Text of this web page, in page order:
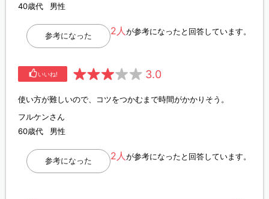
40歳代
男性
2人 が参考になったと回答しています。
参考になった
いいね! 3.0
使い方が難しいので、コツをつかむまで時間がかかりそう。
フルケンさん
60歳代
男性
2人 が参考になったと回答しています。
参考になった